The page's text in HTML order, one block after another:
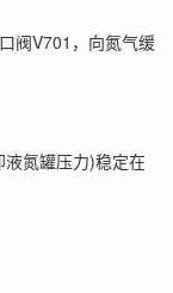
阀V701，向氮气缓
氮罐压力)稳定在